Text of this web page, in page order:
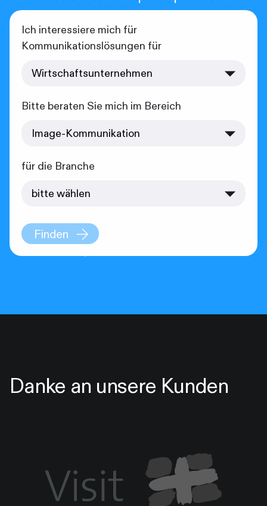
Ich interessiere mich für
Kommunikationslösungen für
Bitte beraten Sie mich im Bereich
für die Branche
Finden
Danke an unsere Kunden